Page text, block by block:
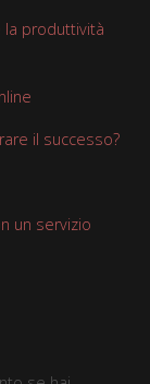
la produttività
il successo?
un servizio